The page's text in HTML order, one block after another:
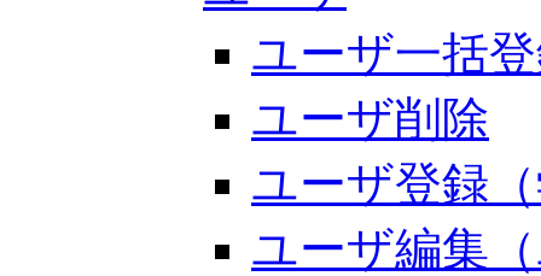
ユーザ一括
ユーザ削除
ユーザ登録
ユーザ編集